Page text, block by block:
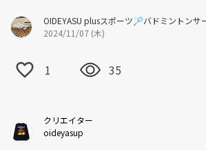
OIDEYASU plusスポーツ🏸バドミントンサ
2024/11/07 (木)
1 35
クリエイター
oideyasup